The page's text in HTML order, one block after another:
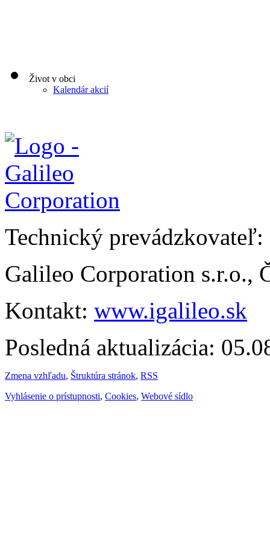
Život v obci
Kalendár akcií
Technický prevádzkovateľ:
Galileo Corporation s.r.o.,
Kontakt: www.igalileo.sk
Posledná aktualizácia:
Zmena vzhľadu, Štruktúra stránok, RSS
Vyhlásenie o prístupnosti, Cookies, Webové sídlo